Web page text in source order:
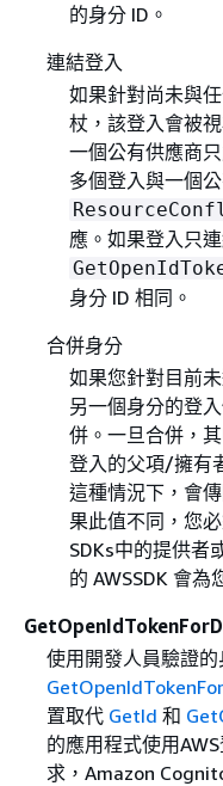
的身分 ID。
連結登入
如果針對尚未與
杖，該登入會被
一個公有供應商
多個登入與一個
應。如果登入只
身分 ID 相同。
合併身分
如果您針對目前
另一個身分的登
併。一旦合併，
登入的父項/擁有
這種情況下，會
果此值不同，您
SDKs中的提供者
的 AWSSDK 會為
使用開發人員驗證的
置取代 GetId 和
的應用程式使用
求，Amazon